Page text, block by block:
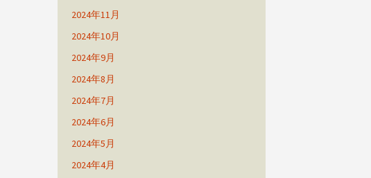
2024年11月
2024年10月
2024年9月
2024年8月
2024年7月
2024年6月
2024年5月
2024年4月